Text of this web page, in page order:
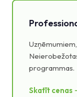
programmas.
Skatīt cenas